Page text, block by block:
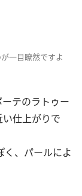
一目瞭然ですよ
テのラトゥー
仕上がりで
く、パールによ